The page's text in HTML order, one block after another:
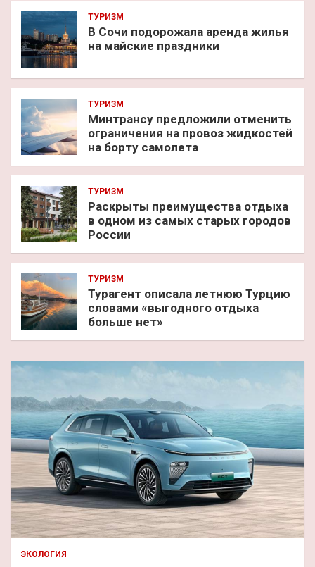
ТУРИЗМ
В Сочи подорожала аренда жилья
на майские праздники
ТУРИЗМ
Минтрансу предложили отменить
ограничения на провоз жидкостей
на борту самолета
ТУРИЗМ
Раскрыты преимущества отдыха
в одном из самых старых городов
России
ТУРИЗМ
Турагент описала летнюю Турцию
словами «выгодного отдыха
больше нет»
ЭКОЛОГИЯ